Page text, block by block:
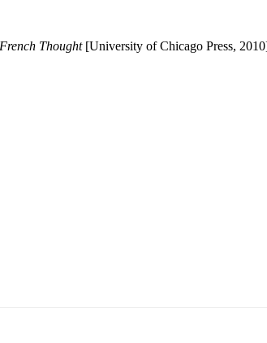
Thought[University of Chicago Press,